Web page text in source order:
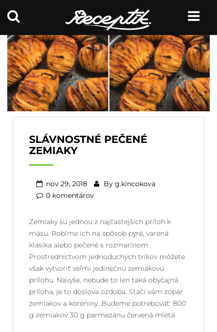
SLÁVNOSTNÉ PEČENÉ
ZEMIAKY
nov 29, 2018 By g.kincokova
0 komentárov
Zemiaky sú jednou z najčastejších príloh k
mäsu. Robíme ich na spôsob pyré, varená
klasika alebo pečené s rozmarínom.
Prostredníctvom jednoduchých trikov môžete
však vytvoriť veľmi jedinečnú zemiakovú
prílohu. Navyše, nebude to len taká obyčajná
príloha, je to doslova ozdoba. Stačí vám zopár
zemiakov a koreniny. Budeme potrebovať: 800
g zemiakov 30 g parmezánu červená mletá